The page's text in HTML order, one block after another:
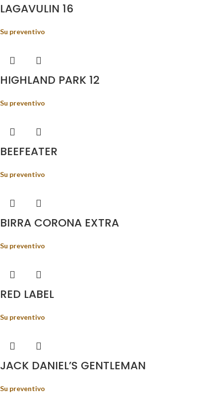
LAGAVULIN 16
Su preventivo
HIGHLAND PARK 12
Su preventivo
BEEFEATER
Su preventivo
BIRRA CORONA EXTRA
Su preventivo
RED LABEL
Su preventivo
JACK DANIEL’S GENTLEMAN
Su preventivo